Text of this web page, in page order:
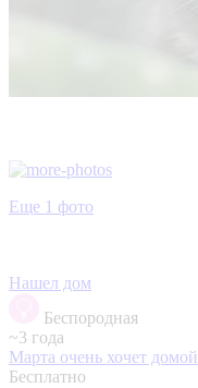
Еще 1 фото
Нашел дом
Беспородная
~3 года
Марта очень хочет домой
Бесплатно